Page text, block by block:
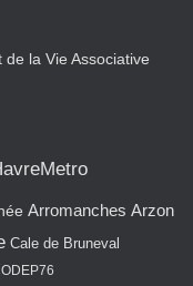
la Vie Associative
Arromanches Arzon
Cale de Bruneval